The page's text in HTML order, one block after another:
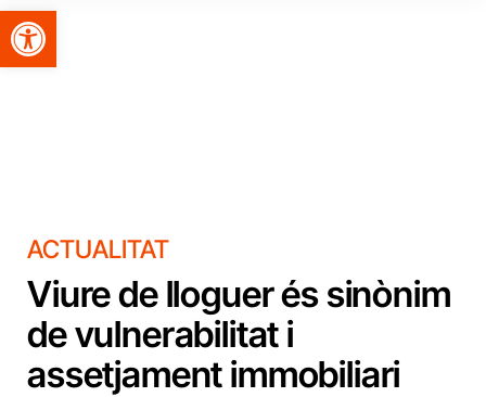
Obre la barra d'eines
ACTUALITAT
Viure de lloguer és sinònim
de vulnerabilitat i
assetjament immobiliari